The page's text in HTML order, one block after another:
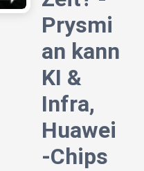
Prysmi
an kann
KI &
Infra,
Huawei
-Chips